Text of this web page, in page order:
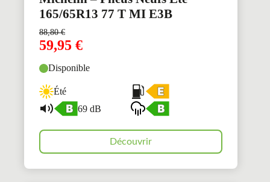
165/65R13 77 T MI E3B
88,80€
59,95 €
Disponible
Été
69 dB
Découvrir